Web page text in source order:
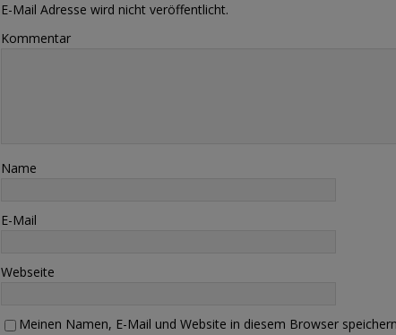
E-Mail Adresse wird nicht veröffentlicht.
Kommentar
Name
E-Mail
Webseite
Meinen Namen, E-Mail und Website in diesem Browser